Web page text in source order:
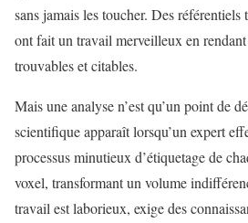
sans jamais les toucher. Des référentiels
ont fait un travail merveilleux en rendant
trouvables et citables.
Mais une analyse n’est qu’un point de
scientifique apparaît lorsqu’un expert
processus minutieux d’étiquetage de
voxel, transformant un volume
travail est laborieux, exige des